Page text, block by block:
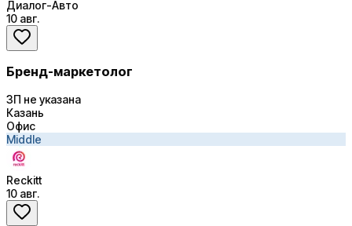
Диалог-Авто
10 авг.
Бренд-маркетолог
ЗП не указана
Казань
Офис
Middle
Reckitt
10 авг.